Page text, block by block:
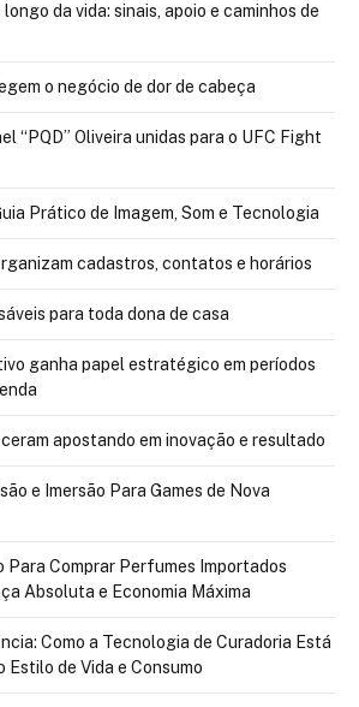
da vida: sinais, apoio e caminhos de
o negócio de dor de cabeça
“PQD” Oliveira unidas para o UFC Fight
Prático de Imagem, Som e Tecnologia
cadastros, contatos e horários
para toda dona de casa
ganha papel estratégico em períodos
apostando em inovação e resultado
e Imersão Para Games de Nova
Para Comprar Perfumes Importados
Absoluta e Economia Máxima
Como a Tecnologia de Curadoria Está
Estilo de Vida e Consumo